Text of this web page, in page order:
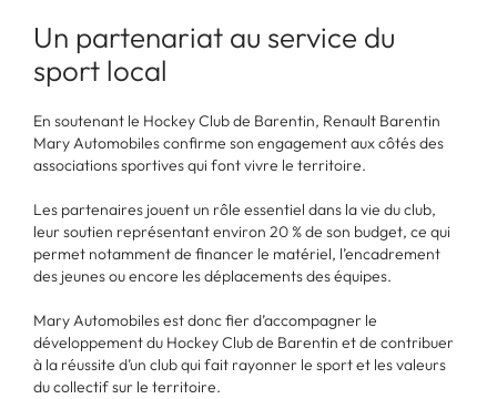
Un partenariat au service du
sport local
En soutenant le Hockey Club de Barentin, Renault Barentin
Mary Automobiles confirme son engagement aux côtés des
associations sportives qui font vivre le territoire.
Les partenaires jouent un rôle essentiel dans la vie du club,
leur soutien représentant environ 20 % de son budget, ce qui
permet notamment de financer le matériel, l’encadrement
des jeunes ou encore les déplacements des équipes.
Mary Automobiles est donc fier d’accompagner le
développement du Hockey Club de Barentin et de contribuer
à la réussite d’un club qui fait rayonner le sport et les valeurs
du collectif sur le territoire.